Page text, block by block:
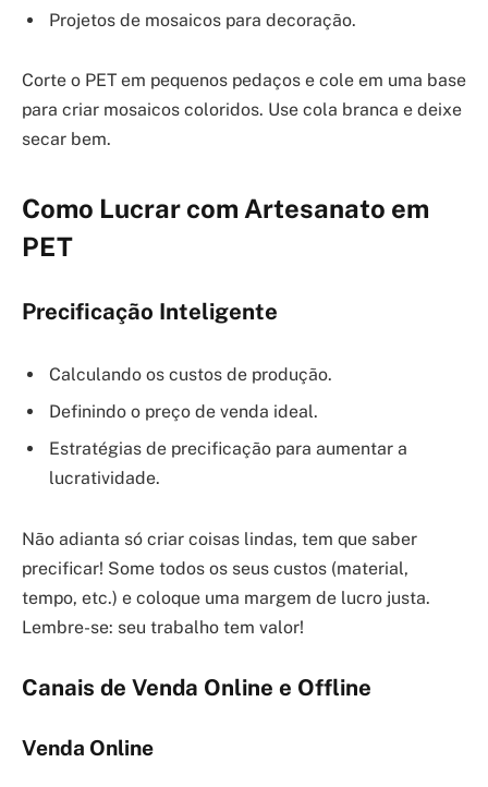
Projetos de mosaicos para decoração.
Corte o PET em pequenos pedaços e cole em uma base
para criar mosaicos coloridos. Use cola branca e deixe
secar bem.
Como Lucrar com Artesanato em
PET
Precificação Inteligente
Calculando os custos de produção.
Definindo o preço de venda ideal.
Estratégias de precificação para aumentar a
lucratividade.
Não adianta só criar coisas lindas, tem que saber
precificar! Some todos os seus custos (material,
tempo, etc.) e coloque uma margem de lucro justa.
Lembre-se: seu trabalho tem valor!
Canais de Venda Online e Offline
Venda Online